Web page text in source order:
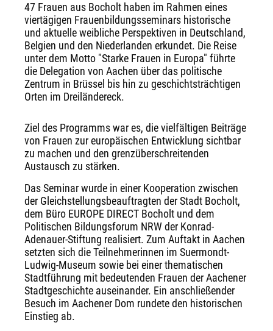
47 Frauen aus Bocholt haben im Rahmen eines
viertägigen Frauenbildungsseminars historische
und aktuelle weibliche Perspektiven in Deutschland,
Belgien und den Niederlanden erkundet. Die Reise
unter dem Motto "Starke Frauen in Europa" führte
die Delegation von Aachen über das politische
Zentrum in Brüssel bis hin zu geschichtsträchtigen
Orten im Dreiländereck.
Ziel des Programms war es, die vielfältigen Beiträge
von Frauen zur europäischen Entwicklung sichtbar
zu machen und den grenzüberschreitenden
Austausch zu stärken.
Das Seminar wurde in einer Kooperation zwischen
der Gleichstellungsbeauftragten der Stadt Bocholt,
dem Büro EUROPE DIRECT Bocholt und dem
Politischen Bildungsforum NRW der Konrad-
Adenauer-Stiftung realisiert. Zum Auftakt in Aachen
setzten sich die Teilnehmerinnen im Suermondt-
Ludwig-Museum sowie bei einer thematischen
Stadtführung mit bedeutenden Frauen der Aachener
Stadtgeschichte auseinander. Ein anschließender
Besuch im Aachener Dom rundete den historischen
Einstieg ab.